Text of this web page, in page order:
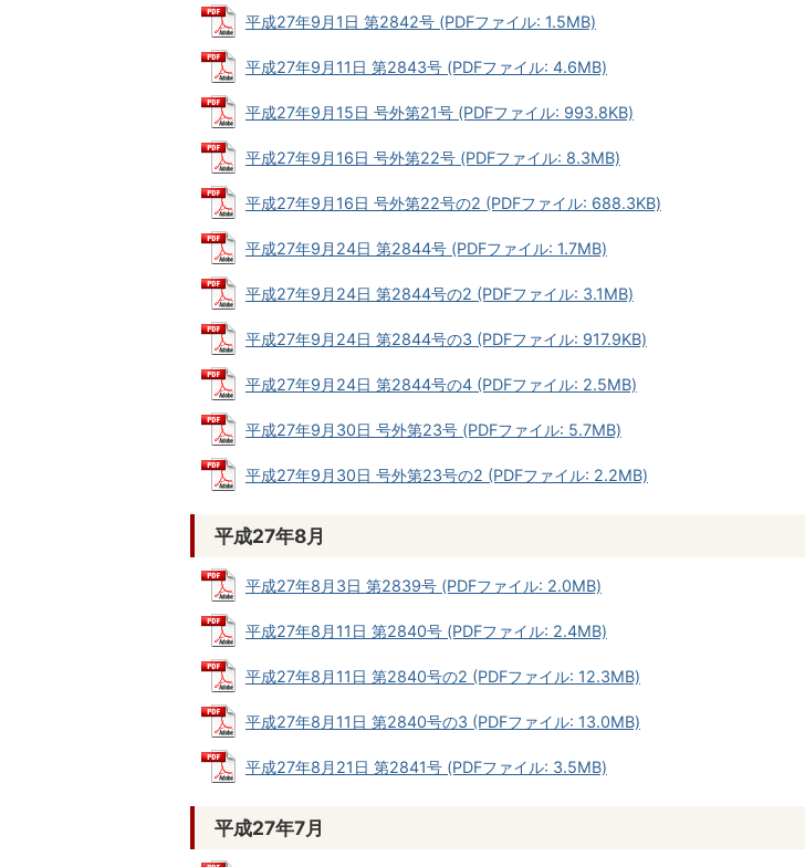
平成27年9月1日 第2842号 (PDFファイル: 1.5MB)
平成27年9月11日 第2843号 (PDFファイル: 4.6MB)
平成27年9月15日 号外第21号 (PDFファイル: 993.8KB)
平成27年9月16日 号外第22号 (PDFファイル: 8.3MB)
平成27年9月16日 号外第22号の2 (PDFファイル: 688.3KB)
平成27年9月24日 第2844号 (PDFファイル: 1.7MB)
平成27年9月24日 第2844号の2 (PDFファイル: 3.1MB)
平成27年9月24日 第2844号の3 (PDFファイル: 917.9KB)
平成27年9月24日 第2844号の4 (PDFファイル: 2.5MB)
平成27年9月30日 号外第23号 (PDFファイル: 5.7MB)
平成27年9月30日 号外第23号の2 (PDFファイル: 2.2MB)
平成27年8月
平成27年8月3日 第2839号 (PDFファイル: 2.0MB)
平成27年8月11日 第2840号 (PDFファイル: 2.4MB)
平成27年8月11日 第2840号の2 (PDFファイル: 12.3MB)
平成27年8月11日 第2840号の3 (PDFファイル: 13.0MB)
平成27年8月21日 第2841号 (PDFファイル: 3.5MB)
平成27年7月